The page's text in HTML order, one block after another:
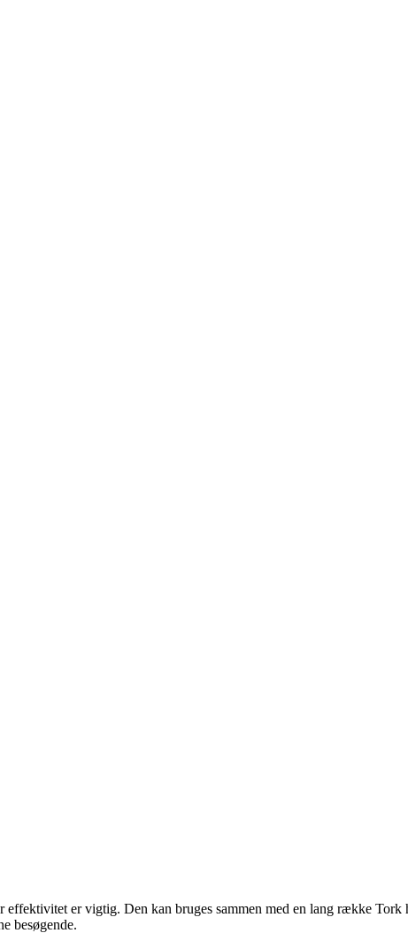
er vigtig. Den kan bruges sammen med en lang række Tork
besøgende.